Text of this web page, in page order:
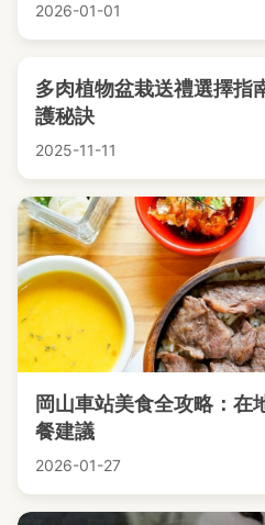
2026-01-01
多肉植物盆栽送禮選擇指
護秘訣
2025-11-11
岡山車站美食全攻略：在
餐建議
2026-01-27